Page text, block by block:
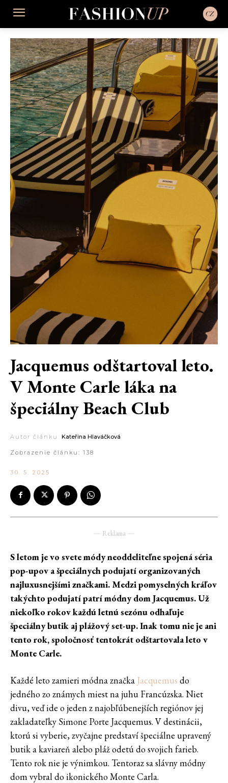
Jacquemus odštartoval leto.
V Monte Carle láka na
špeciálny Beach Club
Autor článku: Kateřina Hlaváčková
Zobrazenie článku: 138
30. 5. 2025
― Reklama ―
S letom je vo svete módy neoddeliteľne spojená séria
pop-upov a špeciálnych podujatí organizovaných
najluxusnejšími značkami. Medzi pomyselných kráľov
takýchto podujatí patrí módny dom Jacquemus. Už
niekoľko rokov každú letnú sezónu odhaľuje
špeciálny butik aj plážový set-up. Inak tomu nie je ani
tento rok, spoločnosť tentokrát odštartovala leto v
Monte Carle.
Každé leto zamieri módna značka Jacquemus do
jedného zo známych miest na juhu Francúzska. Niet
divu, veď ide o jeden z najobľúbenejších regiónov jej
zakladateľky Simone Porte Jacquemus. V destinácii,
ktorú si vyberie, zvyčajne predstaví špeciálne upravený
butik a kaviareň alebo pláž odetú do svojich farieb.
Tento rok nie je výnimkou. Tentoraz sa slávny módny
dom vybral do ikonického Monte Carla.